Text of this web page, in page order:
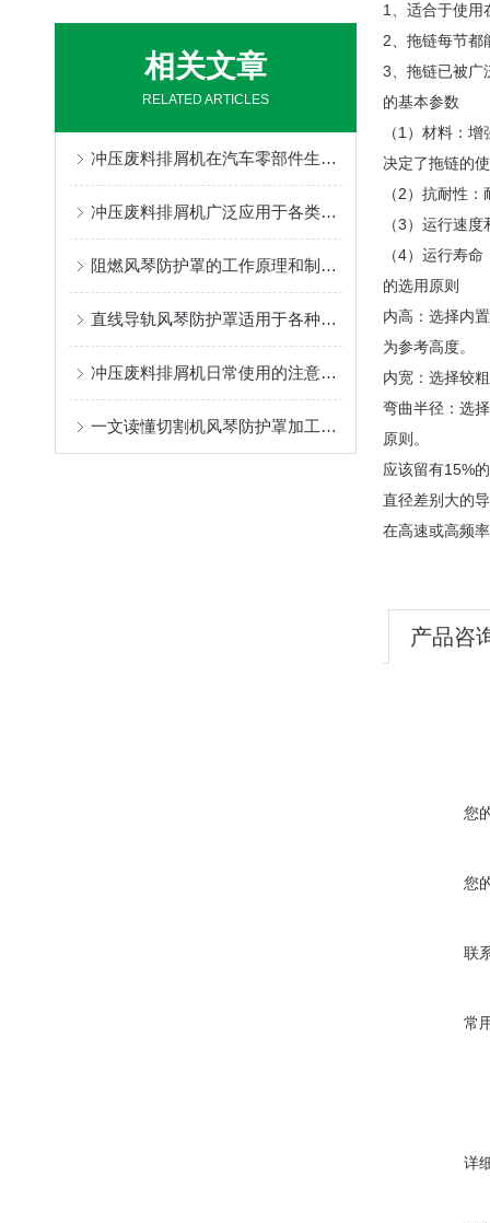
相关文章
RELATED ARTICLES
冲压废料排屑机在汽车零部件生产过程中的作用
冲压废料排屑机广泛应用于各类数控机床加工中心
阻燃风琴防护罩的工作原理和制作方法为你介绍
直线导轨风琴防护罩适用于各种运动轨迹和速度的直线导轨
冲压废料排屑机日常使用的注意事项和主要特点
一文读懂切割机风琴防护罩加工工艺及具体制造过程
1、适合于使用
2、拖链每节都
3、拖链已被广
的基本参数
（1）材料：
决定了拖链的
（2）抗耐性
（3）运行速
（4）运行寿
的选用原
内高：选择内
为参考高
内宽：选择较
弯曲半径：选
原则。
应该留有15%
直径差别大的
在高速或高频
产品咨
您
您
联
常
详